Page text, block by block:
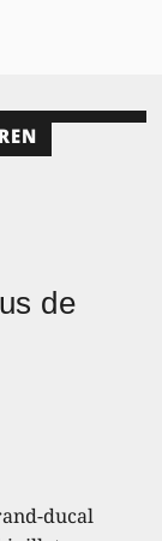
de
ducal